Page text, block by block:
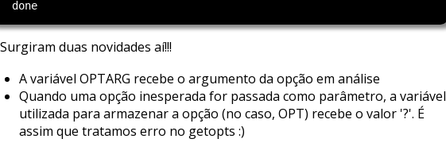
Surgiram duas novidades aí!!!
A variável OPTARG recebe o argumento da opção em análise
Quando uma opção inesperada for passada como parâmetro, a variável
utilizada para armazenar a opção (no caso, OPT) recebe o valor '?'. É
assim que tratamos erro no getopts :)